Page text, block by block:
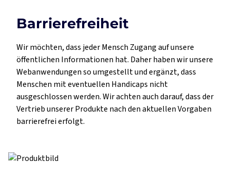
Barrierefreiheit
Wir möchten, dass jeder Mensch Zugang auf unsere
öffentlichen Informationen hat. Daher haben wir unsere
Webanwendungen so umgestellt und ergänzt, dass
Menschen mit eventuellen Handicaps nicht
ausgeschlossen werden. Wir achten auch darauf, dass der
Vertrieb unserer Produkte nach den aktuellen Vorgaben
barrierefrei erfolgt.